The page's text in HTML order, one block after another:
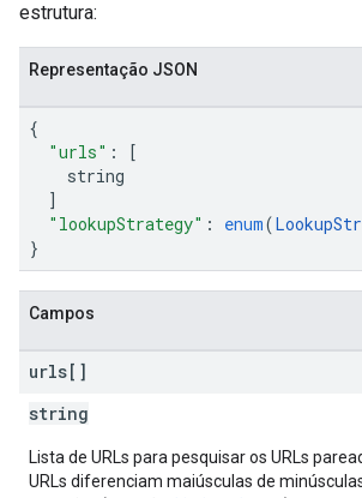
estrutura:
Representação JSON
{
"urls" :
[
string
]
"lookupStrategy" : enum(
}
Campos
urls[]
string
Lista de URLs para pesquisar os URLs
URLs diferenciam maiúsculas de